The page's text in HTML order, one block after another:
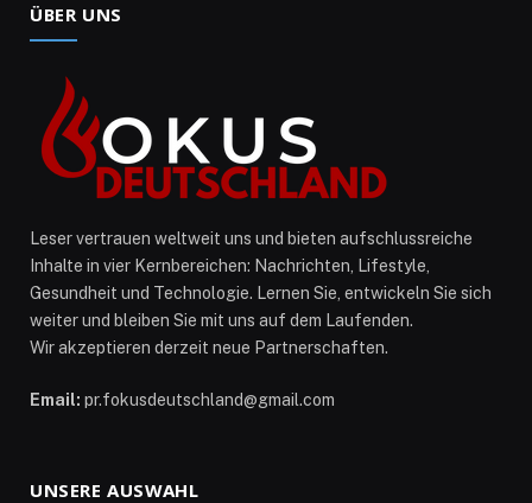
ÜBER UNS
Leser vertrauen weltweit uns und bieten aufschlussreiche
Inhalte in vier Kernbereichen: Nachrichten, Lifestyle,
Gesundheit und Technologie. Lernen Sie, entwickeln Sie sich
weiter und bleiben Sie mit uns auf dem Laufenden.
Wir akzeptieren derzeit neue Partnerschaften.
Email: pr.fokusdeutschland@gmail.com
UNSERE AUSWAHL